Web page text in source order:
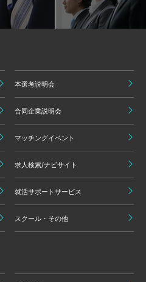
本選考説明会
合同企業説明会
マッチングイベント
求人検索/ナビサイト
就活サポートサービス
スクール・その他